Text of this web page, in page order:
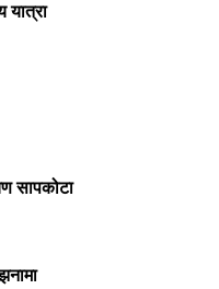
यात्रा
सापकोटा